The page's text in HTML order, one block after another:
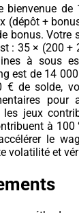
bienvenue de
(dépôt +
bonus. Votre
: 35 × (200 +
à sous
est de 14
€ de solde,
pour
les jeux
à 100
le
volatilité et